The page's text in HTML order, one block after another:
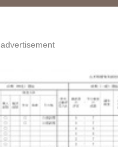
advertisement